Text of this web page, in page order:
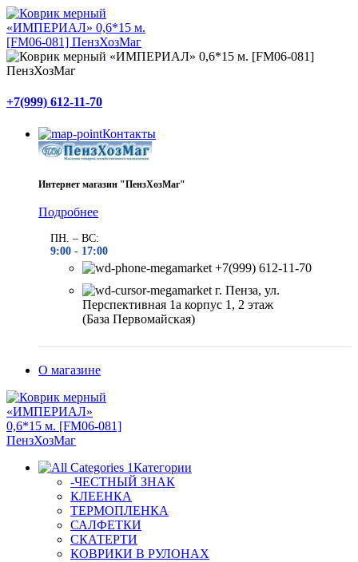
+7(999) 612-11-70
Контакты
Интернет магазин "ПензХозМаг"
Подробнее
ПН. – ВС:
9:00 - 17:00
+7(999) 612-11-70
г. Пенза, ул.
Перспективная 1а корпус 1, 2 этаж
(База Первомайская)
О магазине
Категории
-ЧЕСТНЫЙ ЗНАК
КЛЕЕНКА
ТЕРМОПЛЕНКА
САЛФЕТКИ
СКАТЕРТИ
КОВРИКИ В РУЛОНАХ